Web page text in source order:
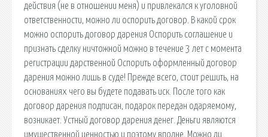
действия (не в отношении меня) и привлекался к уголовной
ответственности, можно ли оспорить договор. В какой срок
можно оспорить договор дарения Оспорить соглашение и
признать сделку ничтожной можно в течение 3 лет с момента
регистрации дарственной Оспорить оформленный договор
дарения можно лишь в суде! Прежде всего, стоит решить, на
основаниях чего вы будете подавать иск. После того как
договор дарения подписан, подарок передан одаряемому,
возникает. Устный договор дарения денег. Деньги являются
имущественной ценностью и поэтому вполне. Можно ли